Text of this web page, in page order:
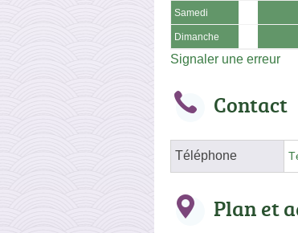
Samedi
Dimanche
Signaler une erreur
Contact
Téléphone
Plan et